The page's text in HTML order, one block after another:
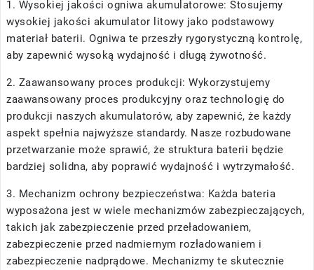
1. Wysokiej jakości ogniwa akumulatorowe: Stosujemy
wysokiej jakości akumulator litowy jako podstawowy
materiał baterii. Ogniwa te przeszły rygorystyczną kontrolę,
aby zapewnić wysoką wydajność i długą żywotność.
2. Zaawansowany proces produkcji: Wykorzystujemy
zaawansowany proces produkcyjny oraz technologię do
produkcji naszych akumulatorów, aby zapewnić, że każdy
aspekt spełnia najwyższe standardy. Nasze rozbudowane
przetwarzanie może sprawić, że struktura baterii będzie
bardziej solidna, aby poprawić wydajność i wytrzymałość.
3. Mechanizm ochrony bezpieczeństwa: Każda bateria
wyposażona jest w wiele mechanizmów zabezpieczających,
takich jak zabezpieczenie przed przeładowaniem,
zabezpieczenie przed nadmiernym rozładowaniem i
zabezpieczenie nadprądowe. Mechanizmy te skutecznie